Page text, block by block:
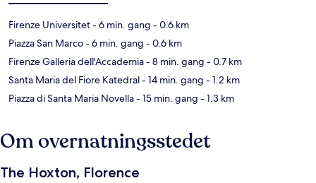
Firenze Universitet- 6 min. gang - 0.6 km
Piazza San Marco- 6 min. gang - 0.6 km
Firenze Galleria dell'Accademia- 8 min. gang - 0.7 km
Santa Maria del Fiore Katedral- 14 min. gang - 1.2 km
Piazza di Santa Maria Novella- 15 min. gang - 1.3 km
Om overnatningsstedet
The Hoxton, Florence